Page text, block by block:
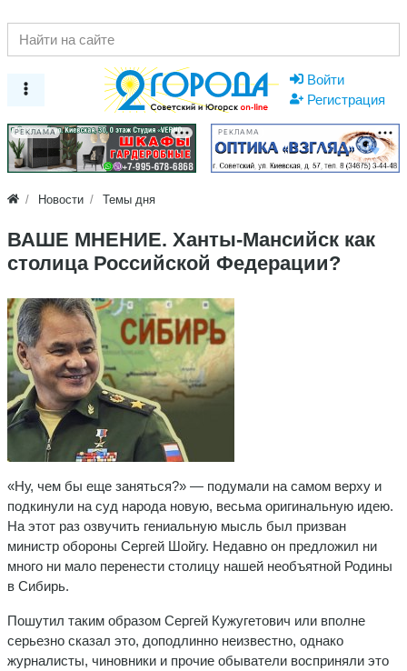
Войти
Регистрация
РЕКЛАМА РЕКЛАМА
Новости Темы дня
ВАШЕ МНЕНИЕ. Ханты-Мансийск как
столица Российской Федерации?
«Ну, чем бы еще заняться?» — подумали на самом верху и
подкинули на суд народа новую, весьма оригинальную идею.
На этот раз озвучить гениальную мысль был призван
министр обороны Сергей Шойгу. Недавно он предложил ни
много ни мало перенести столицу нашей необъятной Родины
в Сибирь.
Пошутил таким образом Сергей Кужугетович или вполне
серьезно сказал это, доподлинно неизвестно, однако
журналисты, чиновники и прочие обыватели восприняли это